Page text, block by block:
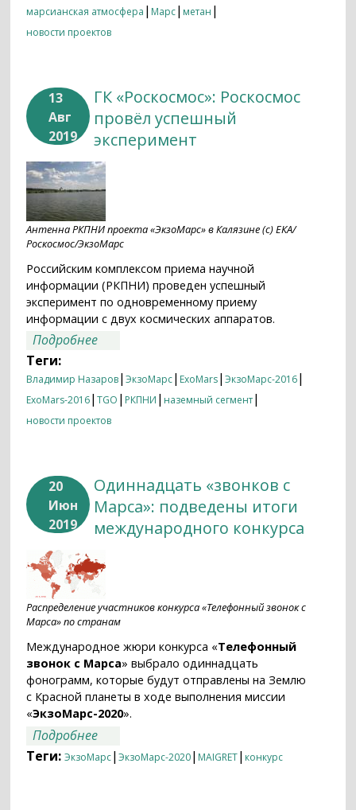
марсианская атмосфера | Марс| метан |
новости проектов
13
Авг
2019
ГК «Роскосмос»: Роскосмос
провёл успешный
эксперимент
Антенна РКПНИ проекта «ЭкзоМарс» в Калязине (с) ЕКА/
Роскосмос/ЭкзоМарс
Российским комплексом приема научной
информации (РКПНИ) проведен успешный
эксперимент по одновременному приему
информации с двух космических аппаратов.
Подробнее
Теги:
Владимир Назаров|ЭкзоМарс| ExoMars|ЭкзоМарс-2016|
ExoMars-2016|TGO | РКПНИ | наземный сегмент|
новости проектов
20
Июн
2019
Одиннадцать «звонков с
Марса»: подведены итоги
международного конкурса
Распределение участников конкурса «Телефонный звонок с
Марса» по странам
Международное жюри конкурса «Телефонный
звонок с Марса» выбрало одиннадцать
фонограмм, которые будут отправлены на Землю
с Красной планеты в ходе выполнения миссии
«ЭкзоМарс-2020».
Подробнее
подведены итоги международного
конкурса
Теги:ЭкзоМарс|ЭкзоМарс-2020| MAIGRET| конкурс